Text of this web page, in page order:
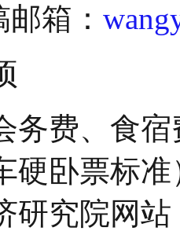
箱：
务费、食
硬卧票标
研究院网站